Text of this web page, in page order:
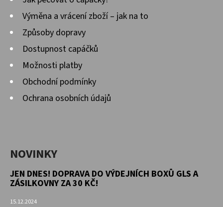
Výměna a vrácení zboží – jak na to
Způsoby dopravy
Dostupnost capáčků
Možnosti platby
Obchodní podmínky
Ochrana osobních údajů
NOVINKY
JEN DNES! DOPRAVA DO VÝDEJNÍCH BOXŮ GLS A
ZÁSILKOVNY ZA 30 KČ!
15.12.2024